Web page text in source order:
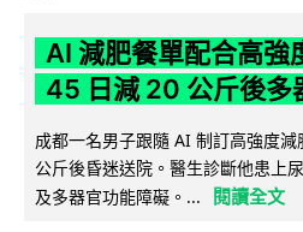
AI 減肥餐單配合高
45 日減 20 公斤後多
成都一名男子跟隨 AI 制訂高強度
公斤後昏迷送院。醫生診斷他患上
及多器官功能障礙。...
閱讀全文